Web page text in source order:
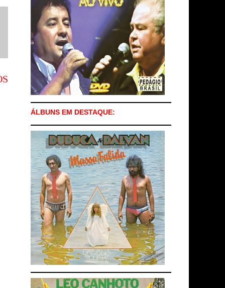
ÁLBUNS EM DESTAQUE: